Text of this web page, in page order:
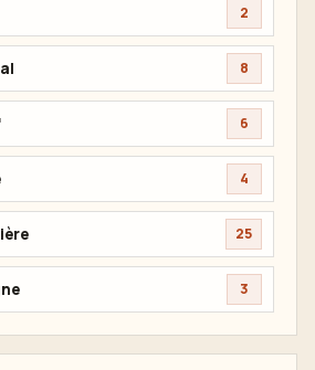
2
8
6
4
25
3